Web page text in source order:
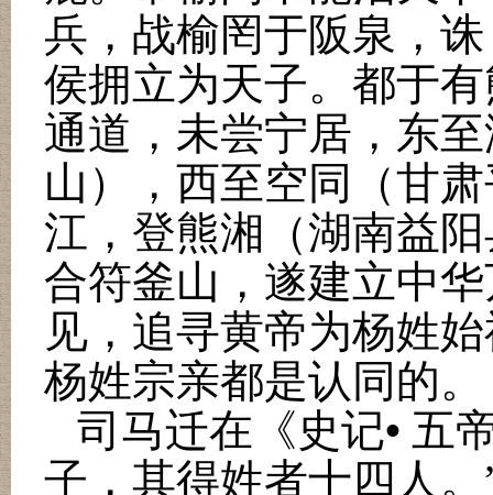
兵，战榆罔于阪泉，
侯拥立为天子。都于
通道，未尝宁居，东
山），西至空同（甘
江，登熊湘（湖南益
合符釜山，遂建立中
见，追寻黄帝为杨姓
杨姓宗亲都是认同的。
司马迁在《史记• 五
子，其得姓者十四人。